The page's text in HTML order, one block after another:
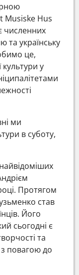
Musiske Hus
численних
та українську
це,
у
ми
в суботу,
Протягом
став
Його
сьогодні є
та
з повагою до